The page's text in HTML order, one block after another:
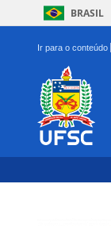
BRASIL
Ir para o conteúdo